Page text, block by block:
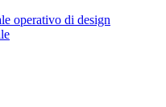
operativo di design